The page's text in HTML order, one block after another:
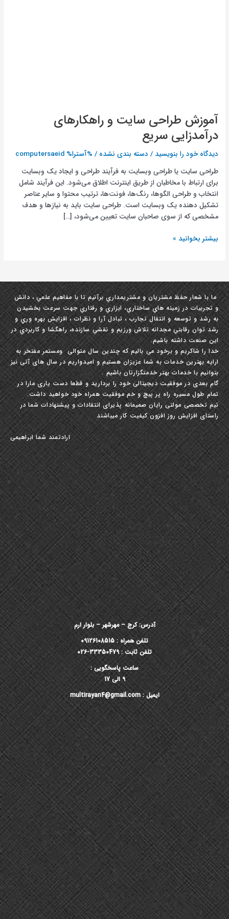
آموزش طراحی سایت و راهکارهای
درآمدزایی سریع
دیدگاه‌ خود را بنویسید / دسته بندی نشده / %آسترا% computersaeid
طراحی سایت یا طراحی وبسایت به فرآیند طراحی و ایجاد یک وبسایت
برای ارتباط با مخاطبان از طریق اینترنت اطلاق می‌شود. این فرآیند شامل
انتخاب و طراحی الگوها، رنگ‌ها، فونت‌ها، ترتیب محتوا و سایر عناصر
تشکیل دهنده یک وبسایت است. طراحی سایت باید به نیازها و هدف
مشخصی که از سوی صاحبان سایت تعیین می‌شود، […]
بیشتر بخوانید »
ما با شعار حفظ مشتريان و مشتري‏مداري برآنيم تا با مفاهيم علمي ، دانش
و تجربيات در زمينه ‏هاي ساختاري، ابزاري و رفتاري جهت سرعت بخشيدن
به رشد و توسعه و انتقال تجارب ، تبادل آرا و نظرات ، افزايش بهره‏ وري و
رشد توان رقابتي مجدانه تلاش ورزيم و نقشي سازنده، راهگشا و كاربردي در
این صنعت داشته باشيم.
خدا را شاکریم و برخود می بالیم که چندین سال متوالی ومستمر مفتخر به
ارایه بهترین خدمات به شما عزیزان هستیم و امیدواریم در سال های آتی نیز
بتوانیم با خدمات بهتر خدمتگزارتان باشیم .
گام بعدی در موفقیت دیجیتالی خود را بردارید و قطعا دست یاری مارا در
تمام طول مسیره راه پر پیچ و خم موفقیت همراه خود خواهید داشت.
تیم تخصصی مولتی رایان صمیمانه پذیرای انتقادات و پیشنهادات شما در
راستای افزایش روز افزون کیفیت کار میباشند
ارادتمند شما ابراهیمی
آدرس: کرج – مهرشهر – بلوار ارم
تلفن همراه : 09126108515
تلفن ثابت : 33350479-026
ساعت پاسخگویی :
9 الی 17
ایمیل : multirayan4@gmail.com